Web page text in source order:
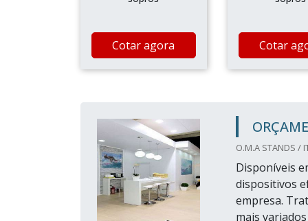
Cotar agora Cotar
O.M.A STANDS /
Disponíveis
dispositivos
empresa.
mais